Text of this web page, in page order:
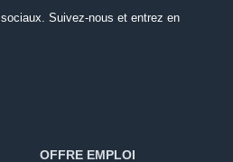
Suivez-nous et entrez en
OFFRE EMPLOI